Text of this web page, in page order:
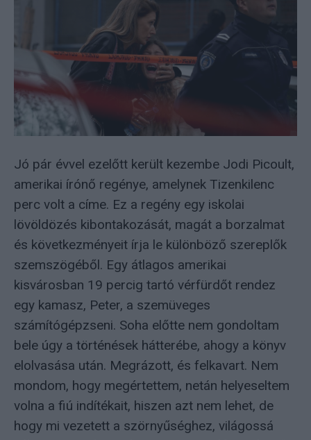
Jó pár évvel ezelőtt került kezembe Jodi Picoult,
amerikai írónő regénye, amelynek Tizenkilenc
perc volt a címe. Ez a regény egy iskolai
lövöldözés kibontakozását, magát a borzalmat
és következményeit írja le különböző szereplők
szemszögéből. Egy átlagos amerikai
kisvárosban 19 percig tartó vérfürdőt rendez
egy kamasz, Peter, a szemüveges
számítógépzseni. Soha előtte nem gondoltam
bele úgy a történések hátterébe, ahogy a könyv
elolvasása után. Megrázott, és felkavart. Nem
mondom, hogy megértettem, netán helyeseltem
volna a fiú indítékait, hiszen azt nem lehet, de
hogy mi vezetett a szörnyűséghez, világossá